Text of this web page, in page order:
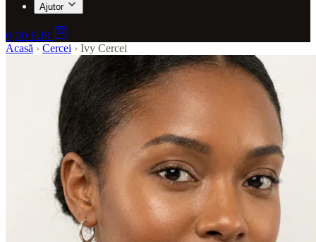
Ajutor
0,00 EUR
Acasă › Cercei › Ivy Cercei